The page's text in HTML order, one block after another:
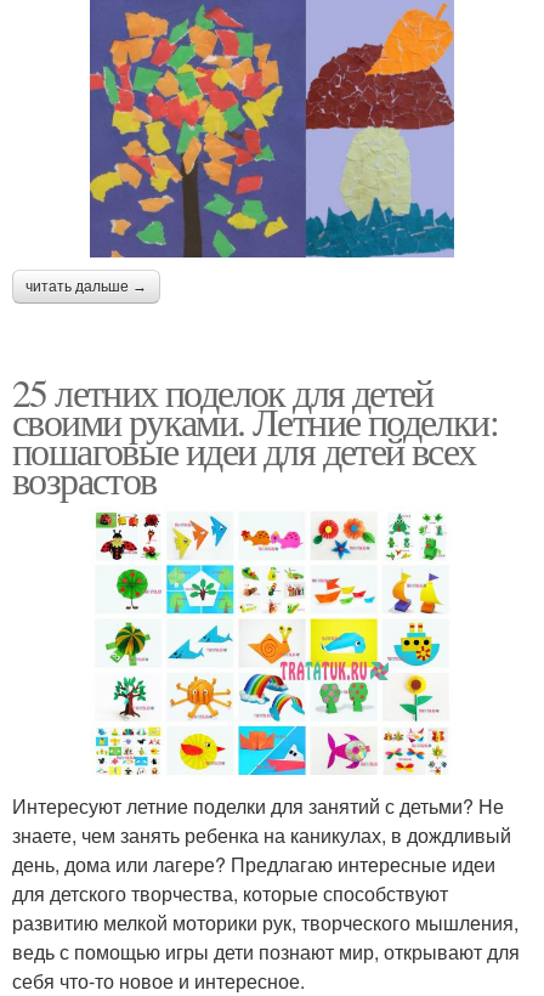
читать дальше →
25 летних поделок для детей
своими руками. Летние поделки:
пошаговые идеи для детей всех
возрастов
Интересуют летние поделки для занятий с детьми? Не
знаете, чем занять ребенка на каникулах, в дождливый
день, дома или лагере? Предлагаю интересные идеи
для детского творчества, которые способствуют
развитию мелкой моторики рук, творческого мышления,
ведь с помощью игры дети познают мир, открывают для
себя что-то новое и интересное.